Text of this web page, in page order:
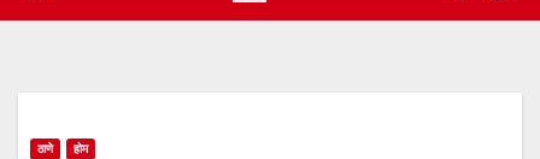
ठाणे होम